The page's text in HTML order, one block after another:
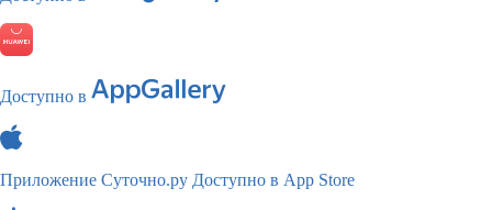
Доступно в
Приложение Суточно.ру Доступно в App Store